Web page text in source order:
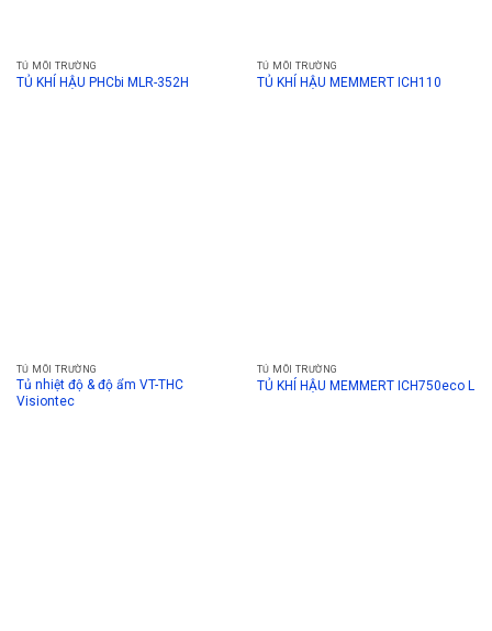
TỦ MÔI TRƯỜNG
TỦ KHÍ HẬU PHCbi MLR-352H
TỦ MÔI TRƯỜNG
TỦ KHÍ HẬU MEMMERT ICH110
TỦ MÔI TRƯỜNG
Tủ nhiệt độ & độ ẩm VT-THC
Visiontec
TỦ MÔI TRƯỜNG
TỦ KHÍ HẬU MEMMERT ICH750eco L